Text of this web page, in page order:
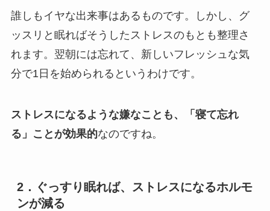
誰しもイヤな出来事はあるものです。しかし、グ
ッスリと眠ればそうしたストレスのもとも整理さ
れます。翌朝には忘れて、新しいフレッシュな気
分で1日を始められるというわけです。
ストレスになるような嫌なことも、「寝て忘れ
る」ことが効果的なのですね。
2．ぐっすり眠れば、ストレスになるホルモ
ンが減る